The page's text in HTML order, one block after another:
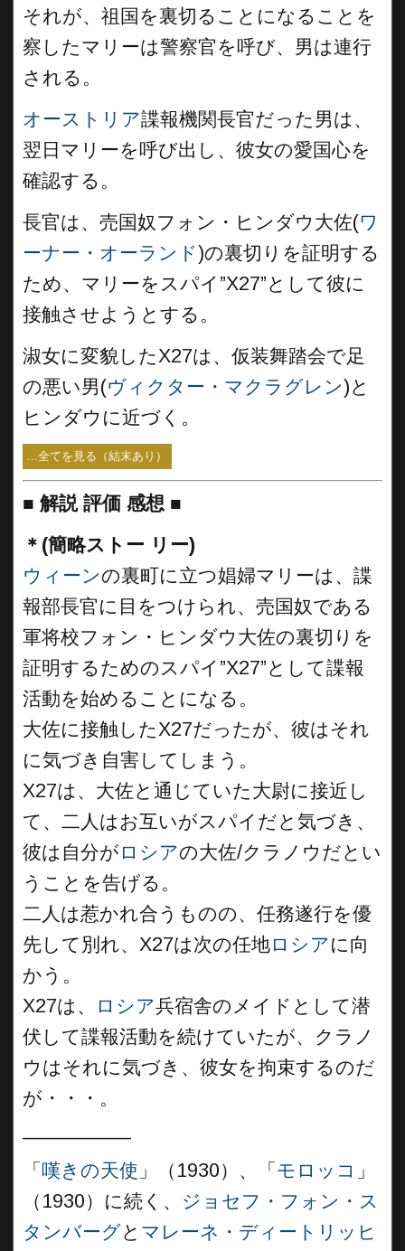
それが、祖国を裏切ることになることを
察したマリーは警察官を呼び、男は連行
される。
オーストリア諜報機関長官だった男は、
翌日マリーを呼び出し、彼女の愛国心を
確認する。
長官は、売国奴フォン・ヒンダウ大佐(ワ
ーナー・オーランド)の裏切りを証明する
ため、マリーをスパイ”X27”として彼に
接触させようとする。
淑女に変貌したX27は、仮装舞踏会で足
の悪い男(ヴィクター・マクラグレン)と
ヒンダウに近づく。
...全てを見る（結末あり）
■ 解説 評価 感想 ■
＊(簡略ストー リー)
ウィーンの裏町に立つ娼婦マリーは、諜
報部長官に目をつけられ、売国奴である
軍将校フォン・ヒンダウ大佐の裏切りを
証明するためのスパイ”X27”として諜報
活動を始めることになる。
大佐に接触したX27だったが、彼はそれ
に気づき自害してしまう。
X27は、大佐と通じていた大尉に接近し
て、二人はお互いがスパイだと気づき、
彼は自分が ロシアの大佐/クラノウだとい
うことを告げる。
二人は惹かれ合うものの、任務遂行を優
先して別れ、X27は次の任地ロシアに向
かう。
X27は、
ロシア兵宿舎のメイドとして潜
伏して諜報活動を続けていたが、クラノ
ウはそれに気づき、彼女を拘束するのだ
が・・・。
「 嘆きの天使 」（1930）、「 モロッコ 」
（1930）に続く、 ジョセフ・フォン・ス
タンバーグと マレーネ・ディートリッヒ